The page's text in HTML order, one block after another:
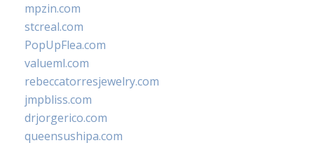
mpzin.com
stcreal.com
PopUpFlea.com
valueml.com
rebeccatorresjewelry.com
jmpbliss.com
drjorgerico.com
queensushipa.com